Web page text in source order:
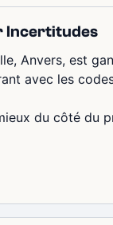
Incertitudes
Anvers, est
avec les
du côté du